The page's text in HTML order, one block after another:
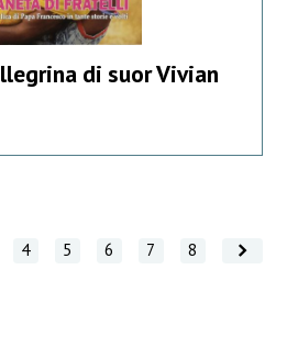
di suor Vivian
4 5 6 7 8 Vai avanti